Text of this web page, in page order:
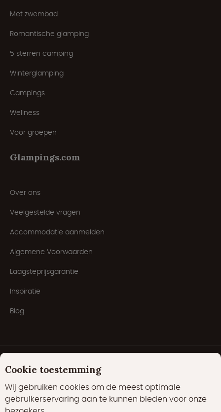
Met zwembad
Romantische glamping
5 sterren camping
Winterglamping
Campings
Wellness
Voor groepen
Glampings.com
Over ons
Veelgestelde vragen
Accommodatie aanmelden
Algemene Voorwaarden
Laagsteprijsgarantie
Inspiratie
Blog
Cookie toestemming
Wij gebruiken cookies om de meest optimale
gebruikerservaring aan te kunnen bieden voor onze